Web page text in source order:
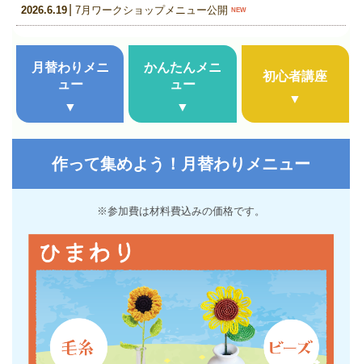
2026.6.19 7月ワークショップメニュー公開
月替わりメニ
ュー
▼
かんたんメニ
ュー
▼
初心者講座
▼
作って集めよう！月替わりメニュー
※参加費は材料費込みの価格です。